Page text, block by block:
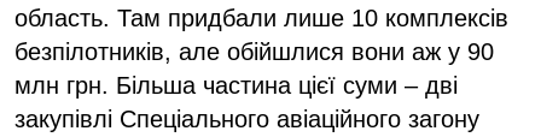
область. Там придбали лише 10 комплексів
безпілотників, але обійшлися вони аж у 90
млн грн. Більша частина цієї суми – дві
закупівлі Спеціального авіаційного загону